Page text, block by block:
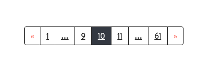
« 1 ... 9 10 11 ... 61 »